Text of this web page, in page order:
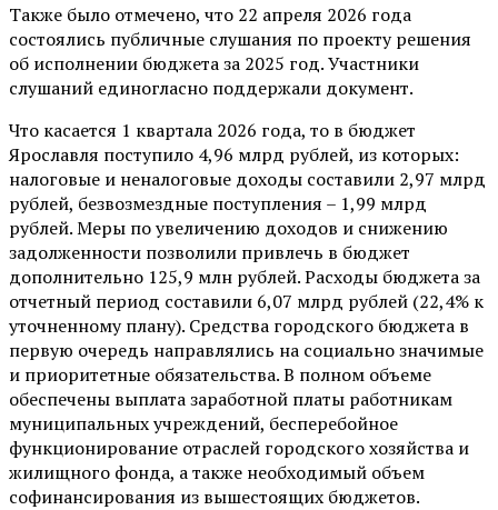
Также было отмечено, что 22 апреля 2026 года
состоялись публичные слушания по проекту решения
об исполнении бюджета за 2025 год. Участники
слушаний единогласно поддержали документ.
Что касается 1 квартала 2026 года, то в бюджет
Ярославля поступило 4,96 млрд рублей, из которых:
налоговые и неналоговые доходы составили 2,97 млрд
рублей, безвозмездные поступления – 1,99 млрд
рублей. Меры по увеличению доходов и снижению
задолженности позволили привлечь в бюджет
дополнительно 125,9 млн рублей. Расходы бюджета за
отчетный период составили 6,07 млрд рублей (22,4% к
уточненному плану). Средства городского бюджета в
первую очередь направлялись на социально значимые
и приоритетные обязательства. В полном объеме
обеспечены выплата заработной платы работникам
муниципальных учреждений, бесперебойное
функционирование отраслей городского хозяйства и
жилищного фонда, а также необходимый объем
софинансирования из вышестоящих бюджетов.